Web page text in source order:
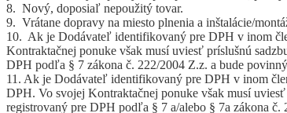
8. Nový, doposiaľ nepoužitý tovar.
9. Vrátane dopravy na miesto plnenia a inštalácie/
10. Ak je Dodávateľ identifikovaný pre DPH v inom
Kontraktačnej ponuke však musí uviesť príslušnú
DPH podľa § 7 zákona č. 222/2004 Z.z. a bude
11. Ak je Dodávateľ identifikovaný pre DPH v inom
DPH. Vo svojej Kontraktačnej ponuke však musí
registrovaný pre DPH podľa § 7 a/alebo § 7a zákona